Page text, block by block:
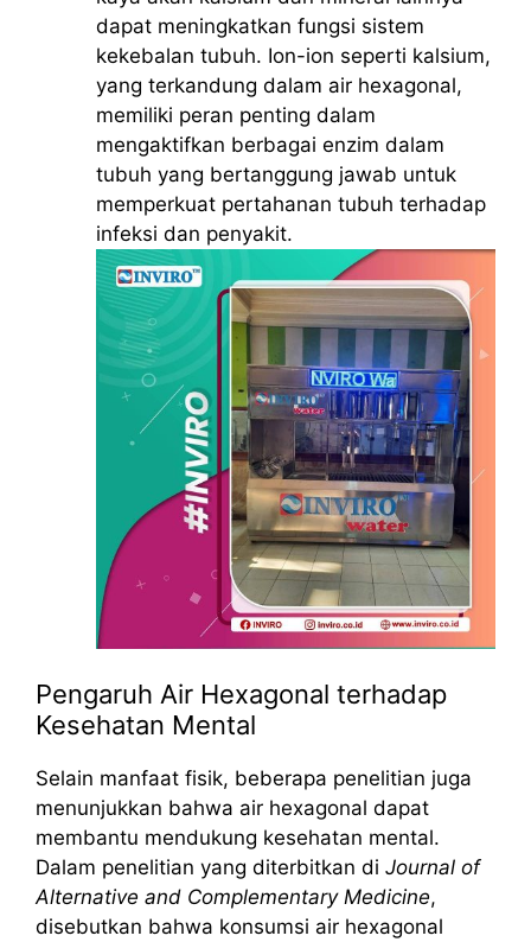
dapat meningkatkan fungsi sistem
kekebalan tubuh. Ion-ion seperti kalsium,
yang terkandung dalam air hexagonal,
memiliki peran penting dalam
mengaktifkan berbagai enzim dalam
tubuh yang bertanggung jawab untuk
memperkuat pertahanan tubuh terhadap
infeksi dan penyakit.
Pengaruh Air Hexagonal terhadap
Kesehatan Mental
Selain manfaat fisik, beberapa penelitian juga
menunjukkan bahwa air hexagonal dapat
membantu mendukung kesehatan mental.
Dalam penelitian yang diterbitkan di Journal of
Alternative and Complementary Medicine,
disebutkan bahwa konsumsi air hexagonal